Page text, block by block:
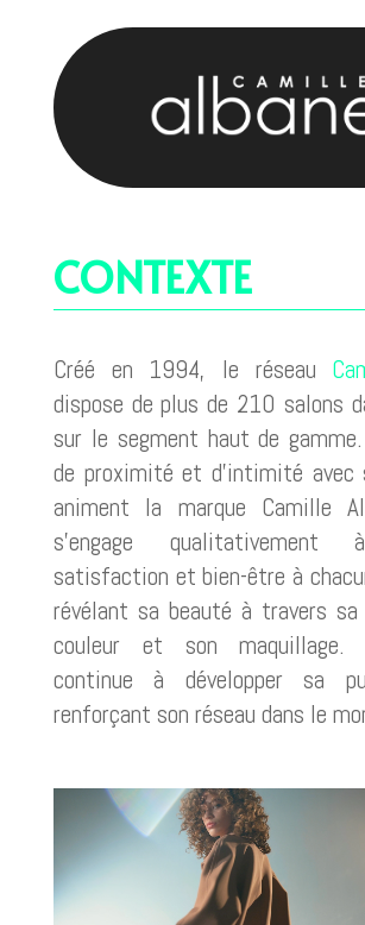
CONTEXTE
Créé en 1994, le réseau
dispose de plus de 210 salons
sur le segment haut de
de proximité et d’intimité avec
animent la marque Camille
s’engage qualitativement
satisfaction et bien-être à
révélant sa beauté à travers
couleur et son maquillage.
continue à développer sa
renforçant son réseau dans le